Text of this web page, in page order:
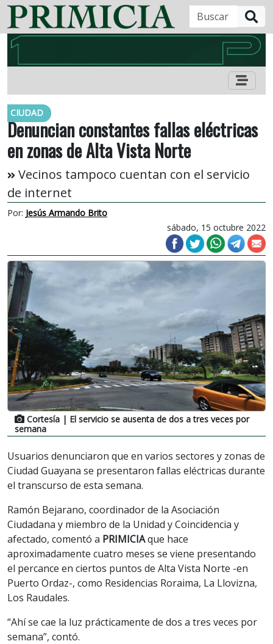
CIUDAD
Denuncian constantes fallas eléctricas
en zonas de Alta Vista Norte
Vecinos tampoco cuentan con el servicio
de internet
Por: Jesús Armando Brito
sábado, 15 octubre 2022
Cortesía | El servicio se ausenta de dos a tres veces por
semana
Usuarios denunciaron que en varios sectores y zonas de
Ciudad Guayana se presentaron fallas eléctricas durante
el transcurso de esta semana.
Ramón Bejarano, coordinador de la Asociación
Ciudadana y miembro de la Unidad y Coincidencia y
afectado, comentó a PRIMICIAque hace
aproximadamente cuatro meses se viene presentando
el percance en ciertos puntos de Alta Vista Norte -en
Puerto Ordaz-, como Residencias Roraima, La Llovizna,
Los Raudales.
“Ahí se cae la luz prácticamente de dos a tres veces por
semana”, contó.